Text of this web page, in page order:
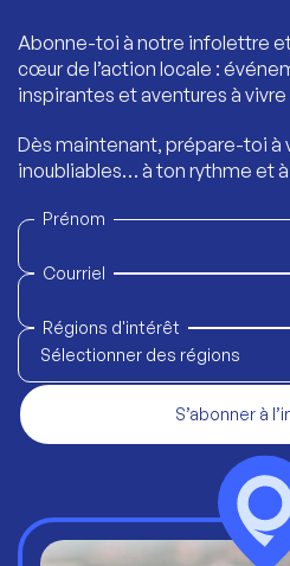
Abonne-toi à notre infolettre
cœur de l’action locale :
inspirantes et aventures à
Dès maintenant, prépare-toi à
inoubliables… à ton rythme et
Prénom
Courriel
Régions d'intérêt
Sélectionner des régions
S’abonner à